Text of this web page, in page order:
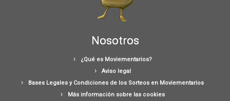
Nosotros
¿Qué es Moviementarios?
Aviso legal
Bases Legales y Condiciones de los Sorteos en Moviementarios
Más información sobre las cookies